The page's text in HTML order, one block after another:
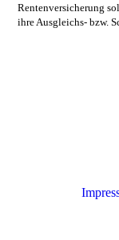
Rentenversicherung
ihre Ausgleichs- bzw.